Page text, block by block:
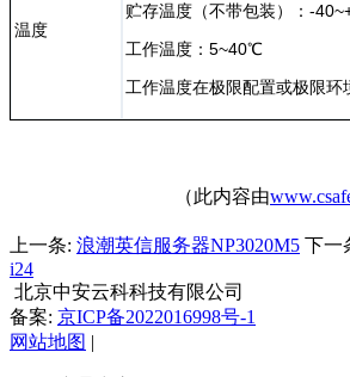
温度
贮存温度（不带包装）：-
工作温度：5~40℃
工作温度在极限配置或极限
（此内容由
上一条: 浪潮英信服务器NP3020M5 下一
i24
北京中安云科科技有限公司
备案: 京ICP备2022016998号-1
网站地图 |